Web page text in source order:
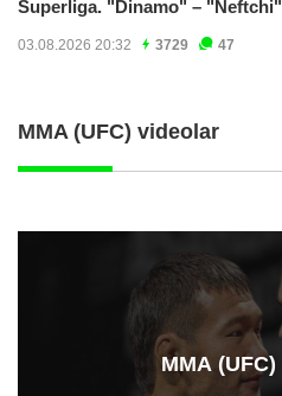
Superliga. "Dinamo" –
03.08.2026 20:32 3729 47
MMA (UFC) videolar
ММА (UFC)